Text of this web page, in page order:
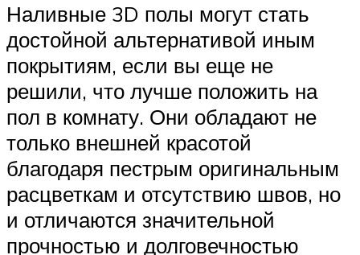
Наливные 3D полы могут стать
достойной альтернативой иным
покрытиям, если вы еще не
решили, что лучше положить на
пол в комнату. Они обладают не
только внешней красотой
благодаря пестрым оригинальным
расцветкам и отсутствию швов, но
и отличаются значительной
прочностью и долговечностью